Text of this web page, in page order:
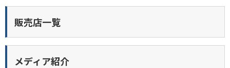
販売店一覧
メディア紹介